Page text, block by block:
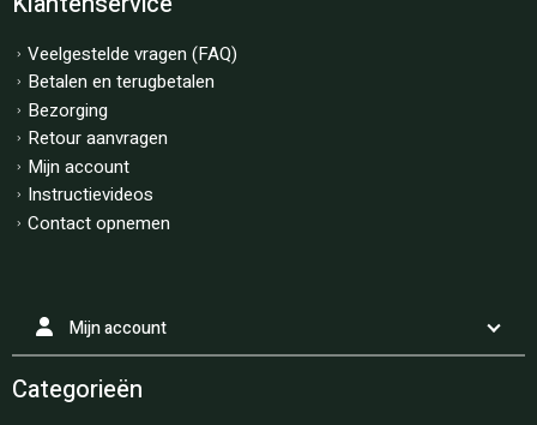
Veelgestelde vragen (FAQ)
Betalen en terugbetalen
Bezorging
Retour aanvragen
Mijn account
Instructievideos
Contact opnemen
Mijn account
Categorieën